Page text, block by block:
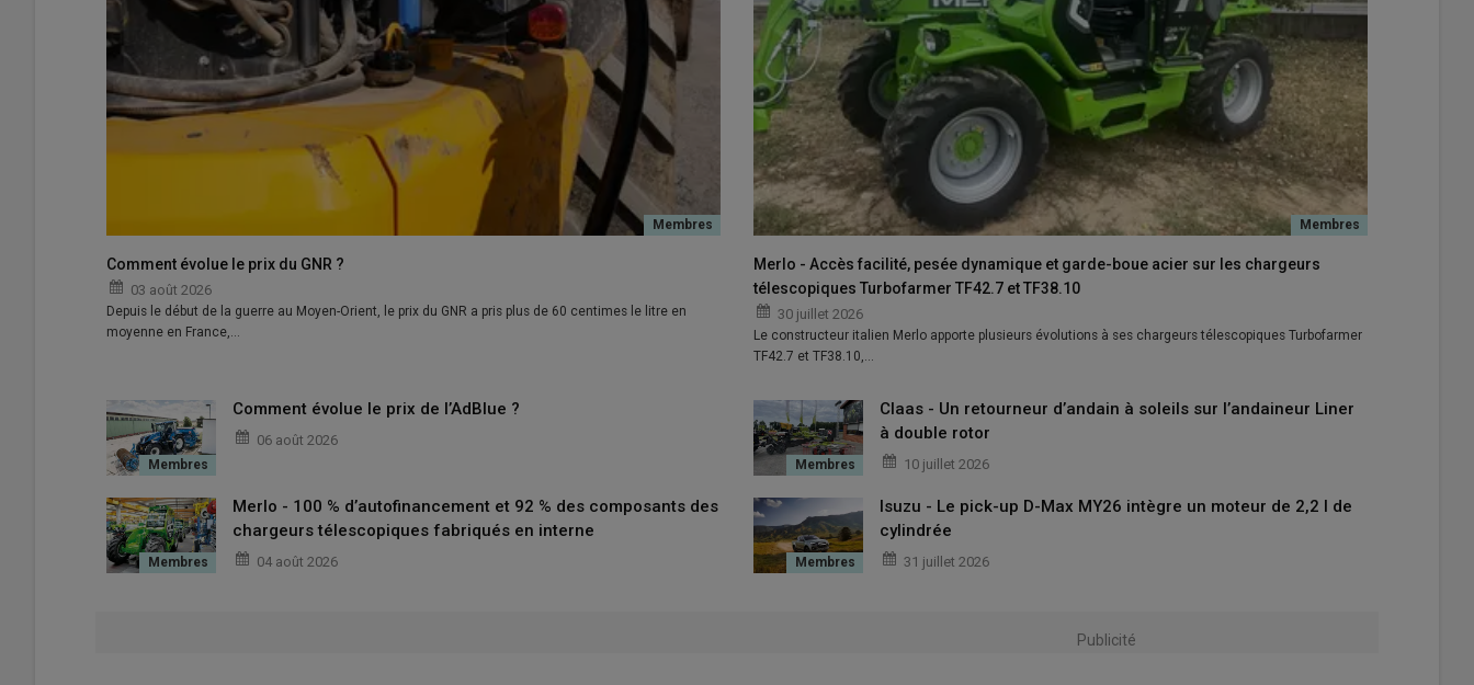
Comment évolue le prix du GNR ?
03 août 2026
Depuis le début de la guerre au Moyen-Orient, le prix du GNR a pris plus de 60 centimes le litre en
moyenne en France,…
Merlo - Accès facilité, pesée dynamique et garde-boue acier sur les chargeurs
télescopiques Turbofarmer TF42.7 et TF38.10
30 juillet 2026
Le constructeur italien Merlo apporte plusieurs évolutions à ses chargeurs télescopiques Turbofarmer
TF42.7 et TF38.10,…
Comment évolue le prix de l’AdBlue ?
06 août 2026
Claas - Un retourneur d’andain à soleils sur l’andaineur Liner
à double rotor
10 juillet 2026
Merlo - 100 % d’autofinancement et 92 % des composants des
chargeurs télescopiques fabriqués en interne
04 août 2026
Isuzu - Le pick-up D-Max MY26 intègre un moteur de 2,2 l de
cylindrée
31 juillet 2026
Publicité